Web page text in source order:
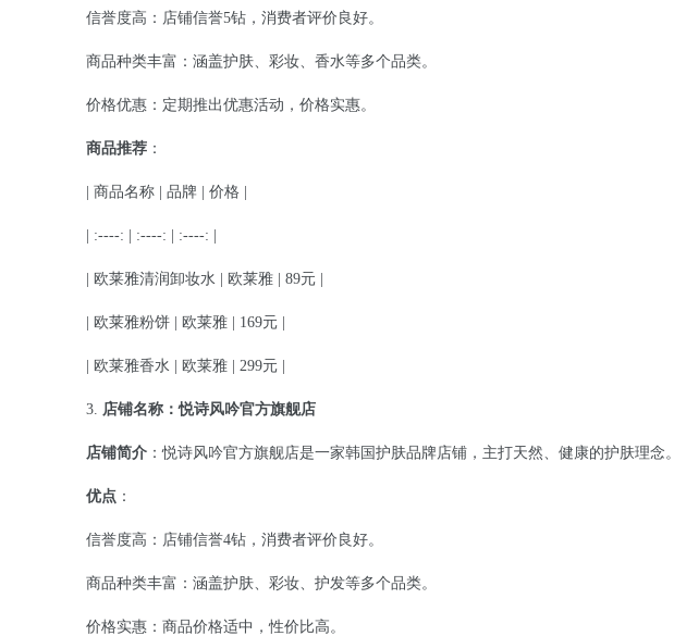
信誉度高：店铺信誉5钻，消费者评价良好。
商品种类丰富：涵盖护肤、彩妆、香水等多个品类。
价格优惠：定期推出优惠活动，价格实惠。
商品推荐 ：
| 商品名称 | 品牌 | 价格 |
| :----: | :----: | :----: |
| 欧莱雅清润卸妆水 | 欧莱雅 | 89元 |
| 欧莱雅粉饼 | 欧莱雅 | 169元 |
| 欧莱雅香水 | 欧莱雅 | 299元 |
3. 店铺名称：悦诗风吟官方旗舰店
店铺简介 ：悦诗风吟官方旗舰店是一家韩国护肤品牌店铺，主打天然、健康的护肤理念。
优点 ：
信誉度高：店铺信誉4钻，消费者评价良好。
商品种类丰富：涵盖护肤、彩妆、护发等多个品类。
价格实惠：商品价格适中，性价比高。